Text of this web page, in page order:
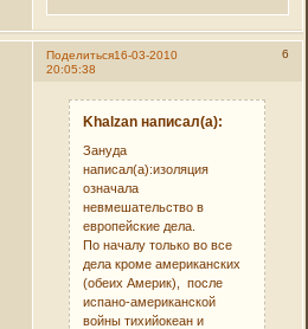
Поделиться 6
16-03-2010
20:05:38
Khalzan написал(а):
Зануда
написал(а):изоляция
означала
невмешательство в
европейские дела.
По началу только во все
дела кроме американских
(обеих Америк), после
испано-американской
войны тихийокеан и